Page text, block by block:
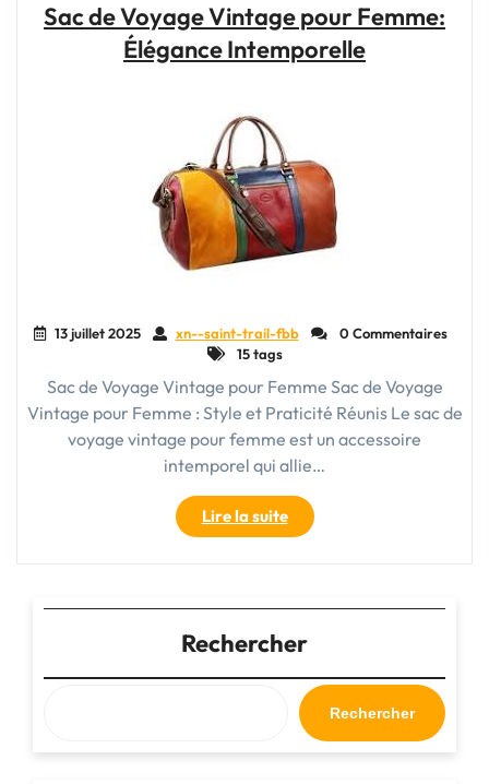
Valise
de
Sac de Voyage Vintage pour Femme:
Élégance Intemporelle
13 juillet 2025 xn--saint-trail-fbb
0 Commentaires
15 tags
Sac de Voyage Vintage pour Femme Sac de Voyage
Vintage pour Femme : Style et Praticité Réunis Le sac de
voyage vintage pour femme est un accessoire
intemporel qui allie…
Lire la suite"Sac
de
Voyage
pour
Femme:
Élégance
Intemporelle"
Rechercher
Rechercher